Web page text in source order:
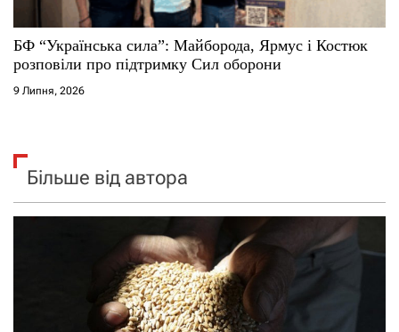
БФ “Українська сила”: Майборода, Ярмус і Костюк
розповіли про підтримку Сил оборони
9 Липня, 2026
Більше від автора